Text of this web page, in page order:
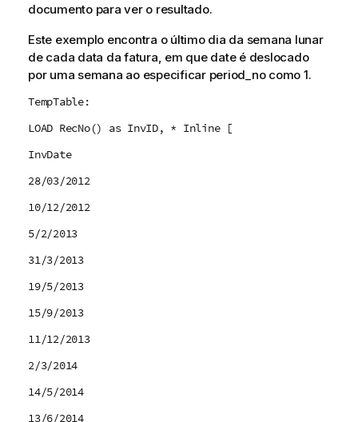
documento para ver o resultado.
Este exemplo encontra o último dia da semana lunar
de cada data da fatura, em que dateé deslocado
por uma semana ao especificar period_nocomo 1.
TempTable:
LOAD RecNo() as InvID, * Inline [
InvDate
28/03/2012
10/12/2012
5/2/2013
31/3/2013
19/5/2013
15/9/2013
11/12/2013
2/3/2014
14/5/2014
13/6/2014